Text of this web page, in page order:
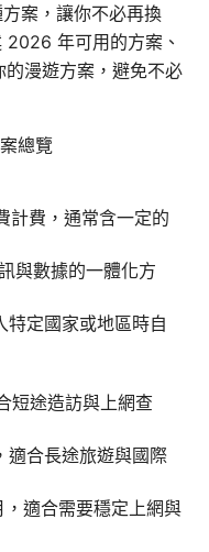
案，讓你不必再換
年可用的方案、
漫遊方案，避免不必
總覽
計費，通常含一定的
與數據的一體化方
特定國家或地區時自
短途造訪與上網查
適合長途旅遊與國際
適合需要穩定上網與